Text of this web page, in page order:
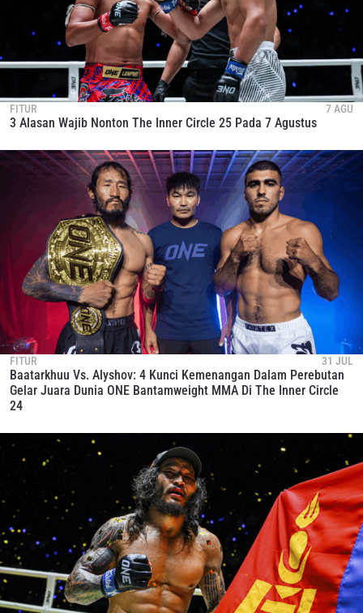
FITUR 7 AGU
3 Alasan Wajib Nonton The Inner Circle 25 Pada 7 Agustus
FITUR 31 JUL
Baatarkhuu Vs. Alyshov: 4 Kunci Kemenangan Dalam Perebutan
Gelar Juara Dunia ONE Bantamweight MMA Di The Inner Circle
24